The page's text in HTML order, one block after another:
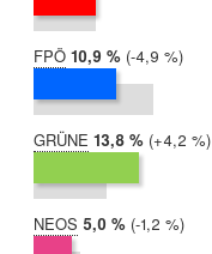
FPÖ 2019:
10,9 %
2014:
15,7 %
Differenz:
-4,9 %
GRÜNE 2019:
13,8 %
2014:
9,6 %
Differenz:
+4,2 %
NEOS 2019:
5,0 %
2014:
6,2 %
Differenz:
-1,2 %